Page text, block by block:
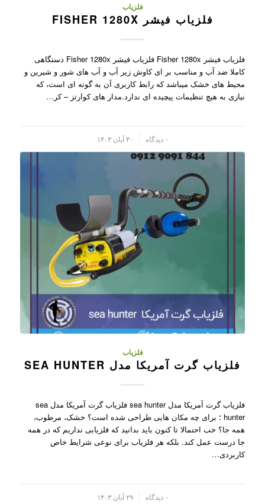
فلزیاب
فلزیاب فیشر FISHER 1280X
فلزیاب فیشر Fisher 1280x فلزیاب فیشر Fisher 1280x دستگاهی
کاملا ضد آب و مناسب بر ای کاوش زیر آب و آب های شور و شیرین و
محیط های خشک میباشد که رابط کاربری آن به گونه ای است، که
نیازی به هیچ تنظیمات پیچیده ای ندارد.مدار های کوارتز – کر…
۰ دیدگاه ۳۰ آبان ۱۴۰۳
فلزیاب
فلزیاب گرت آمریکا مدل SEA HUNTER
فلزیاب گرت آمریکا مدل sea hunter فلزیاب گرت آمریکا مدل sea
hunter ؛ برای چه مکان هایی طراحی شده است؟ خشک، مرطوب،
همه جا؟ خب احتمالا تا کنون باید بدانید که فلزیابی نداریم که در همه
جا درست عمل کند. بلکه هر فلزیاب برای نوعی شرایط خاص
کاربردی…
۰ دیدگاه ۲۹ آبان ۱۴۰۳